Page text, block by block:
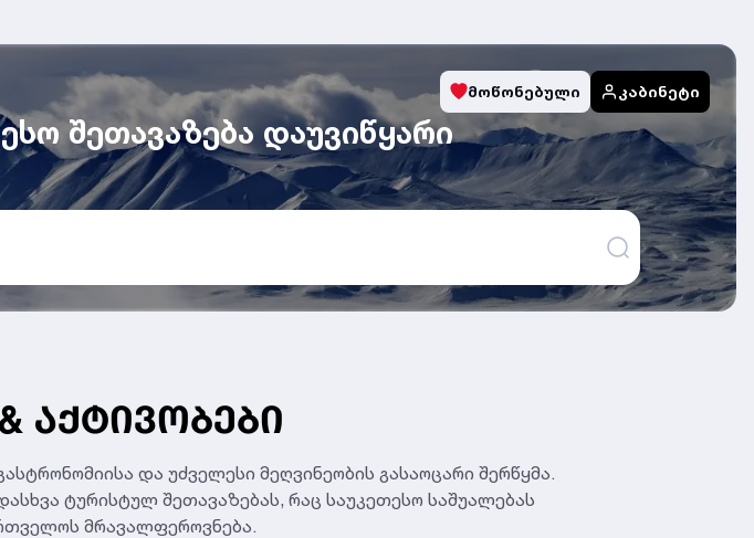
მოწონებული კაბინეტი
შეთავაზება დაუვიწყარი
ᲐᲥᲢᲘᲕᲝᲑᲔᲑᲘ
და უძველესი მეღვინეობის გასაოცარი შერწყმა.
ტურისტულ შეთავაზებას, რაც საუკეთესო საშუალებას
მრავალფეროვნება.